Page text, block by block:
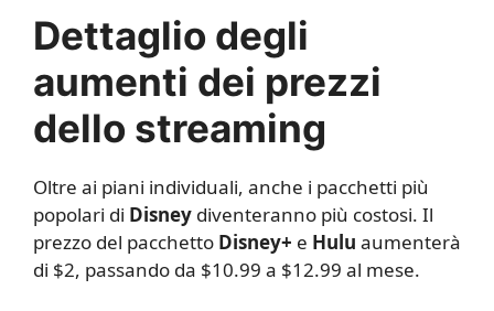
Dettaglio degli
aumenti dei prezzi
dello streaming
Oltre ai piani individuali, anche i pacchetti più
popolari di Disney diventeranno più costosi. Il
prezzo del pacchetto Disney+ e Hulu aumenterà
di $2, passando da $10.99 a $12.99 al mese.